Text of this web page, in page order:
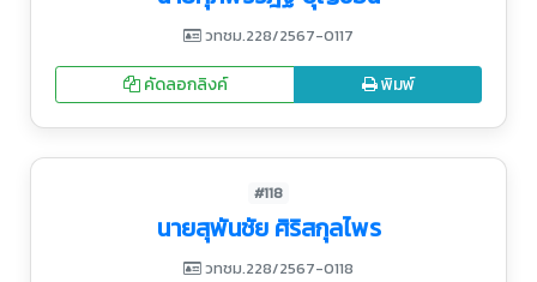
วทชม.228/2567-0117
คัดลอกลิงค์ พิมพ์
#118
นายสุพันชัย ศิริสกุลไพร
วทชม.228/2567-0118